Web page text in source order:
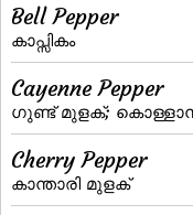
Bell Pepper
കാപ്സികം
Cayenne Pepper
ഗുണ്ട് മുളക്;
Cherry Pepper
കാന്താരി മുളക്‌